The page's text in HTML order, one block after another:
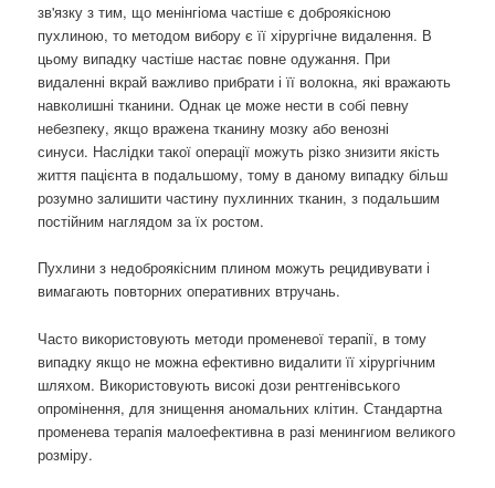
зв'язку з тим, що менінгіома частіше є доброякісною
пухлиною, то методом вибору є її хірургічне видалення. В
цьому випадку частіше настає повне одужання. При
видаленні вкрай важливо прибрати і її волокна, які вражають
навколишні тканини. Однак це може нести в собі певну
небезпеку, якщо вражена тканину мозку або венозні
синуси. Наслідки такої операції можуть різко знизити якість
життя пацієнта в подальшому, тому в даному випадку більш
розумно залишити частину пухлинних тканин, з подальшим
постійним наглядом за їх ростом.
Пухлини з недоброякісним плином можуть рецидивувати і
вимагають повторних оперативних втручань.
Часто використовують методи променевої терапії, в тому
випадку якщо не можна ефективно видалити її хірургічним
шляхом. Використовують високі дози рентгенівського
опромінення, для знищення аномальних клітин. Стандартна
променева терапія малоефективна в разі менингиом великого
розміру.